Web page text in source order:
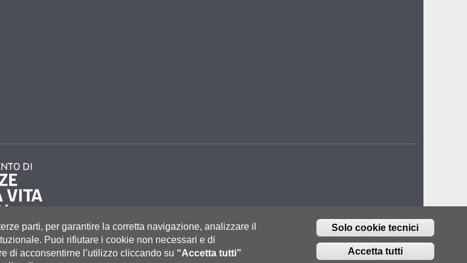
parti, per garantire la corretta navigazione, analizzare il
Puoi rifiutare i cookie non necessari e di
di acconsentirne l’utilizzo cliccando su “Accetta tutti”
Solo cookie tecnici
Accetta tutti